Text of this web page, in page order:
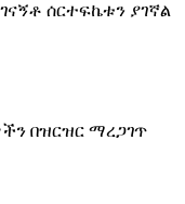
ሰርተፍኬቱን ያገኛል
በዝርዝር ማረጋገጥ